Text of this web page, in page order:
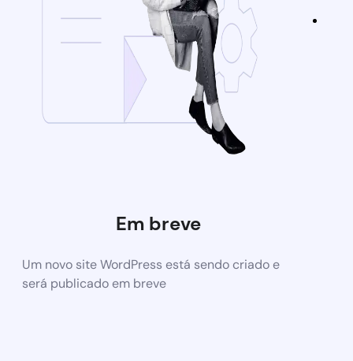
Em breve
Um novo site WordPress está sendo criado e
será publicado em breve